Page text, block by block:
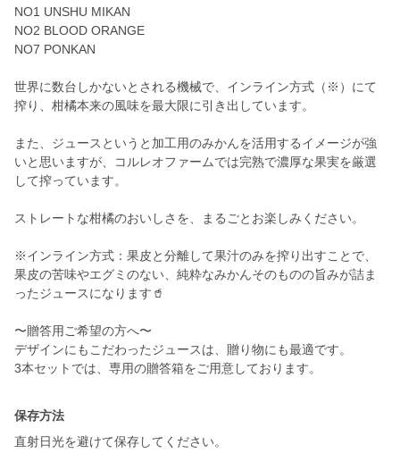
NO1 UNSHU MIKAN
NO2 BLOOD ORANGE
NO7 PONKAN
世界に数台しかないとされる機械で、インライン方式（※）にて
搾り、柑橘本来の風味を最大限に引き出しています。
また、ジュースというと加工用のみかんを活用するイメージが強
いと思いますが、コルレオファームでは完熟で濃厚な果実を厳選
して搾っています。
ストレートな柑橘のおいしさを、まるごとお楽しみください。
※インライン方式：果皮と分離して果汁のみを搾り出すことで、
果皮の苦味やエグミのない、純粋なみかんそのものの旨みが詰ま
ったジュースになります🥤
〜贈答用ご希望の方へ〜
デザインにもこだわったジュースは、贈り物にも最適です。
保存方法
直射日光を避けて保存してください。